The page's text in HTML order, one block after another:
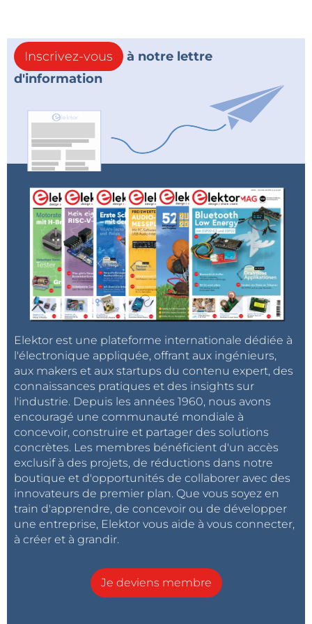
Articles à propos deconception de circuits
ElektorMagazine.com.
ElektorMagazine.com.
AF. Schaffer, «Simuler les circuits en ligne »,
ElektorMagazine.com, 20/1/2021.
N'hésitez pas à vous abonner à la
« Circuits courts »pour être prévenu(e) lorsque
de nouveaux articles sont publiés.
Besoin d'une solution de prototypage rapide ?
Rendez-vous sur le siteElektorPCB4Makerspour
obtenir deux prototypes de circuit imprimé en trois
jours ouvrables !
Inscrivez-vous
à notre lettre
d'information
Elektor est une plateforme internationale dédiée à
l'électronique appliquée, offrant aux ingénieurs,
aux makers et aux startups du contenu expert, des
connaissances pratiques et des insights sur
l'industrie. Depuis les années 1960, nous avons
encouragé une communauté mondiale à
concevoir, construire et partager des solutions
concrètes. Les membres bénéficient d'un accès
exclusif à des projets, de réductions dans notre
boutique et d'opportunités de collaborer avec des
innovateurs de premier plan. Que vous soyez en
train d'apprendre, de concevoir ou de développer
une entreprise, Elektor vous aide à vous connecter,
à créer et à grandir.
Je deviens membre